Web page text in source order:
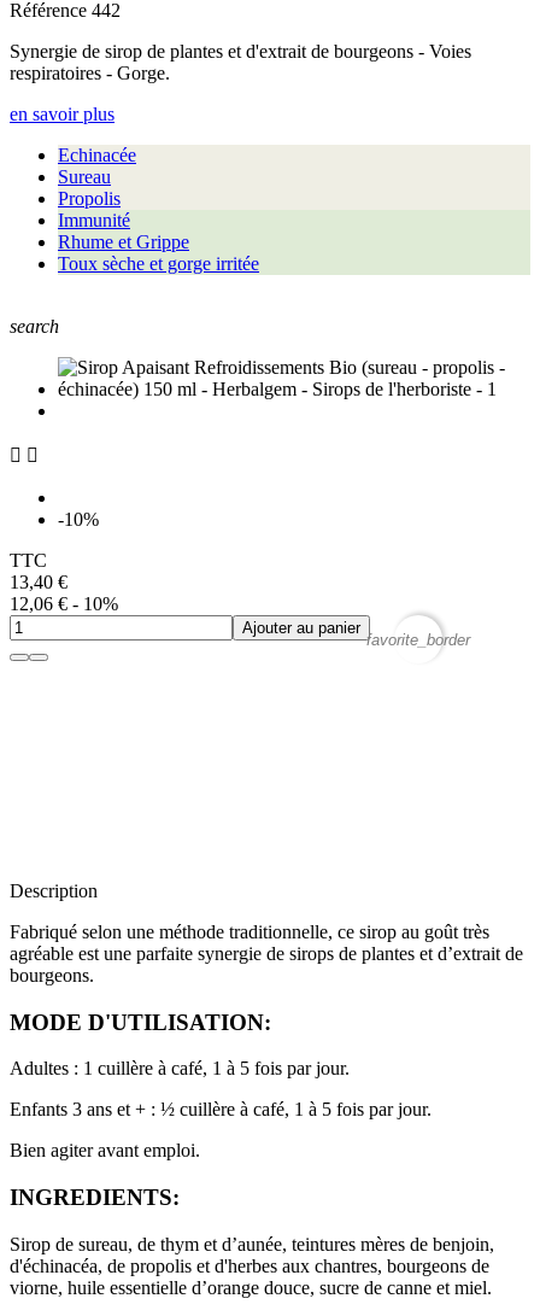
Référence 442
Synergie de sirop de plantes et d'extrait de bourgeons - Voies
respiratoires - Gorge.
en savoir plus
Echinacée
Sureau
Propolis
Immunité
Rhume et Grippe
Toux sèche et gorge irritée
search
 
-10%
TTC
13,40 €
12,06 € - 10%
Ajouter au panier
favorite_border
Description
Fabriqué selon une méthode traditionnelle, ce sirop au goût très
agréable est une parfaite synergie de sirops de plantes et d’extrait de
bourgeons.
MODE D'UTILISATION:
Adultes : 1 cuillère à café, 1 à 5 fois par jour.
Enfants 3 ans et + : ½ cuillère à café, 1 à 5 fois par jour.
Bien agiter avant emploi.
INGREDIENTS:
Sirop de sureau, de thym et d’aunée, teintures mères de benjoin,
d'échinacéa, de propolis et d'herbes aux chantres, bourgeons de
viorne, huile essentielle d’orange douce, sucre de canne et miel.